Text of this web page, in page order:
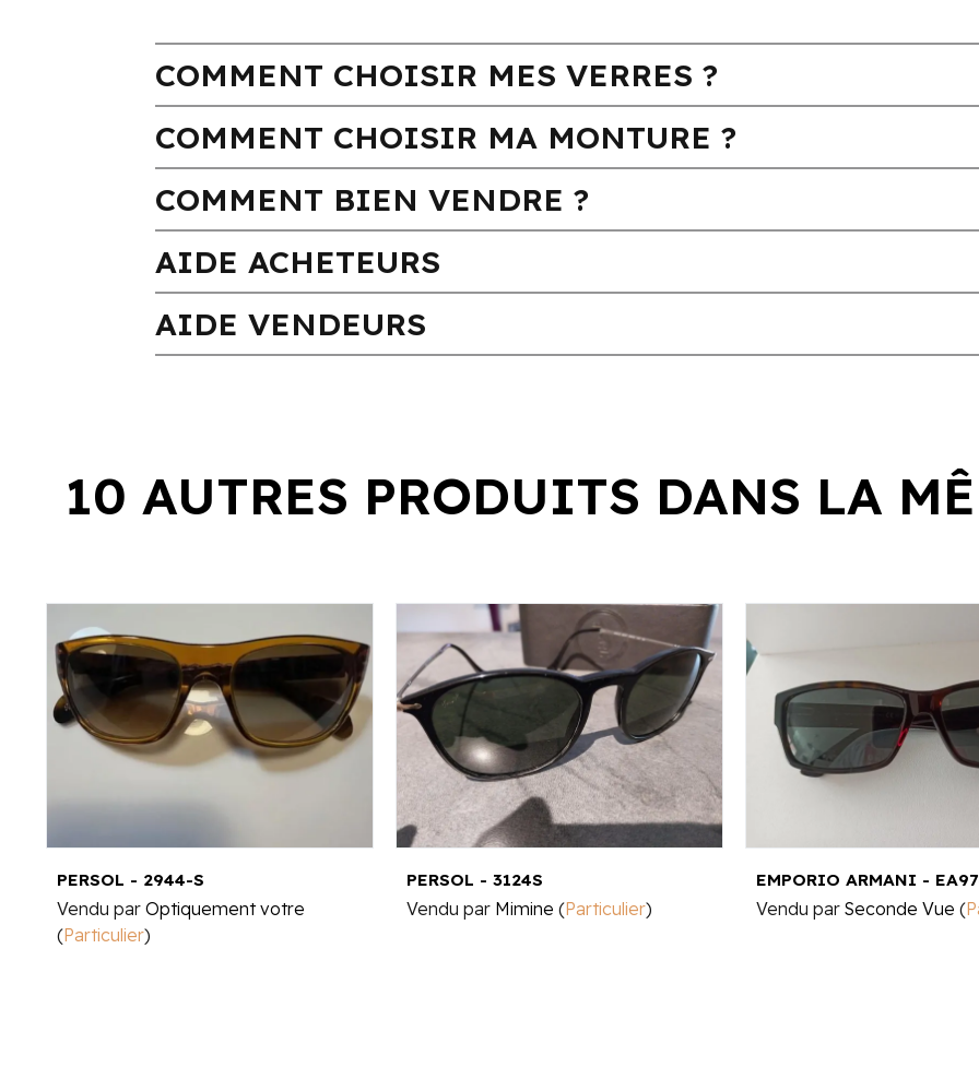
COMMENT CHOISIR MES VERRES ?
COMMENT CHOISIR MA MONTURE ?
COMMENT BIEN VENDRE ?
AIDE ACHETEURS
AIDE VENDEURS
10 AUTRES PRODUITS DANS LA
PERSOL - 2944-S
Vendu par Optiquement votre
(Particulier)
PERSOL - 3124S
Vendu par Mimine (Particulier) Vendu par Seconde Vue (